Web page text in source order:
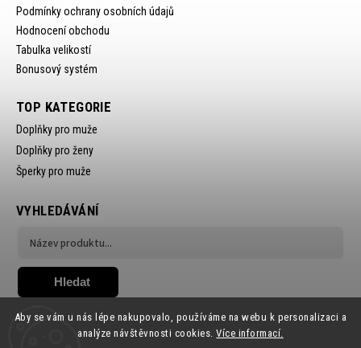
Aby se vám u nás lépe nakupovalo, používáme na webu k personalizaci a
analýze návštěvnosti cookies.Více informací.
Podmínky ochrany osobních údajů
Hodnocení obchodu
Tabulka velikostí
Bonusový systém
TOP KATEGORIE
Doplňky pro muže
Doplňky pro ženy
Šperky pro muže
VYHLEDÁVÁNÍ
Hledat